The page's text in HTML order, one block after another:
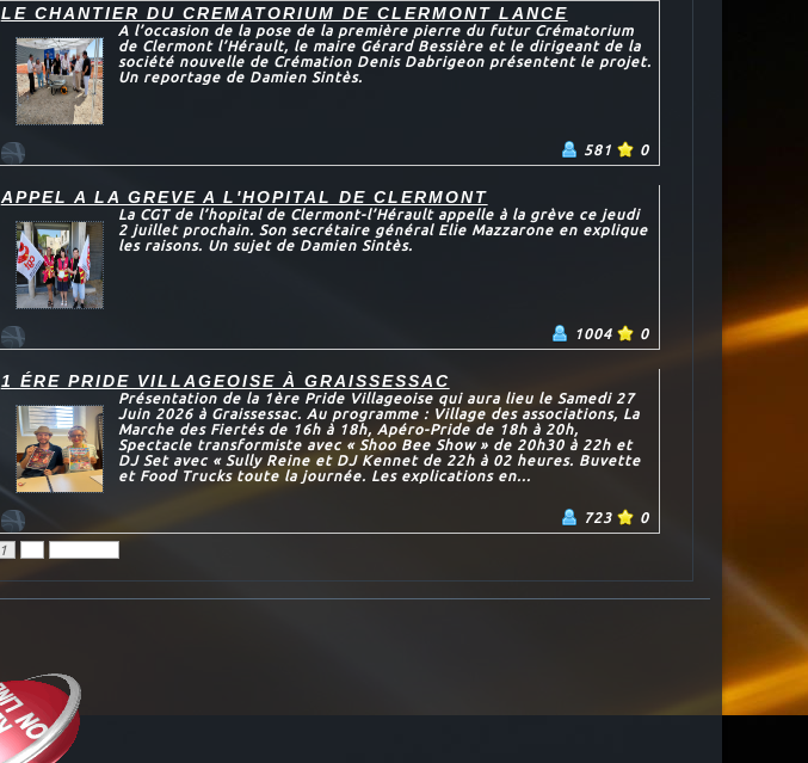
LE CHANTIER DU CREMATORIUM DE CLERMONT LANCE
A l’occasion de la pose de la première pierre du futur Crématorium
de Clermont l’Hérault, le maire Gérard Bessière et le dirigeant de la
société nouvelle de Crémation Denis Dabrigeon présentent le projet.
Un reportage de Damien Sintès.
581 0
APPEL A LA GREVE A L'HOPITAL DE CLERMONT
La CGT de l’hopital de Clermont-l’Hérault appelle à la grève ce jeudi
2 juillet prochain. Son secrétaire général Elie Mazzarone en explique
les raisons. Un sujet de Damien Sintès.
1004 0
1 ÉRE PRIDE VILLAGEOISE À GRAISSESSAC
Présentation de la 1ère Pride Villageoise qui aura lieu le Samedi 27
Juin 2026 à Graissessac. Au programme : Village des associations, La
Marche des Fiertés de 16h à 18h, Apéro-Pride de 18h à 20h,
Spectacle transformiste avec « Shoo Bee Show » de 20h30 à 22h et
DJ Set avec « Sully Reine et DJ Kennet de 22h à 02 heures. Buvette
et Food Trucks toute la journée. Les explications en...
723 0
1